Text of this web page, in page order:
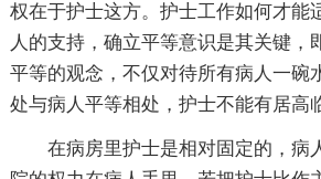
权在于护士这方。护士工作如何才能
人的支持，确立平等意识是其关键，
平等的观念，不仅对待所有病人一碗
处与病人平等相处，护士不能有居高
在病房里护士是相对固定的，病